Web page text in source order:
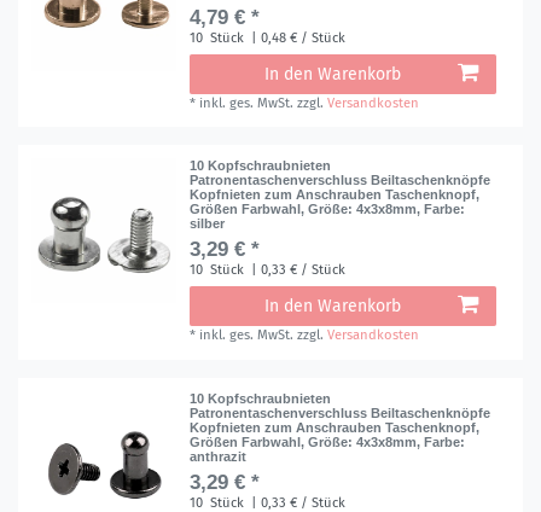
4,79 € *
10 Stück | 0,48 € / Stück
In den Warenkorb
* inkl. ges. MwSt. zzgl.Versandkosten
10 Kopfschraubnieten
Patronentaschenverschluss Beiltaschenknöpfe
Kopfnieten zum Anschrauben Taschenknopf,
Größen Farbwahl, Größe: 4x3x8mm, Farbe:
silber
3,29 € *
10 Stück | 0,33 € / Stück
In den Warenkorb
* inkl. ges. MwSt. zzgl.Versandkosten
10 Kopfschraubnieten
Patronentaschenverschluss Beiltaschenknöpfe
Kopfnieten zum Anschrauben Taschenknopf,
Größen Farbwahl, Größe: 4x3x8mm, Farbe:
anthrazit
3,29 € *
10 Stück | 0,33 € / Stück